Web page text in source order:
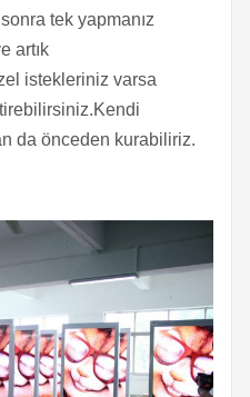
tek yapmanız
artık
istekleriniz varsa
da önceden kurabiliriz.